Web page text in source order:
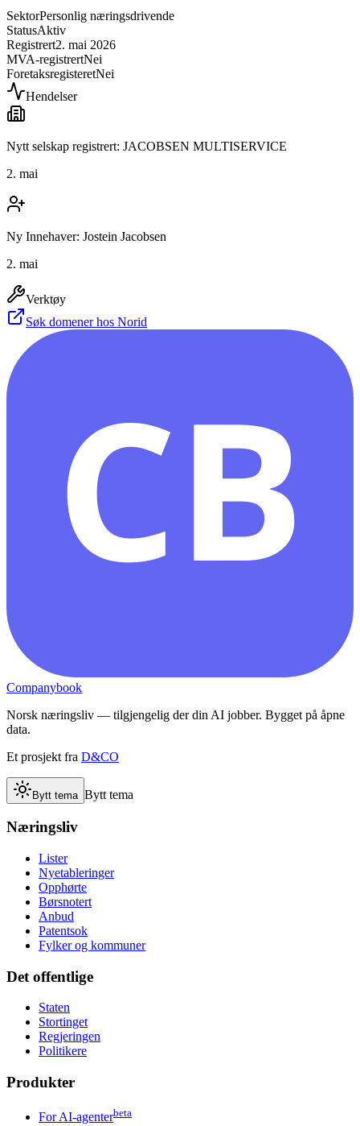
SektorPersonlig næringsdrivende
StatusAktiv
Registrert2. mai 2026
MVA-registrertNei
ForetaksregisteretNei
Hendelser
Nytt selskap registrert: JACOBSEN MULTISERVICE
2. mai
Ny Innehaver: Jostein Jacobsen
2. mai
Verktøy
Søk domener hos Norid
CB
Companybook
Norsk næringsliv — tilgjengelig der din AI jobber. Bygget på åpne
data.
Et prosjekt fra D&CO
Bytt tema Bytt tema
Næringsliv
Lister
Nyetableringer
Opphørte
Børsnotert
Anbud
Patentsok
Fylker og kommuner
Det offentlige
Staten
Stortinget
Regjeringen
Politikere
Produkter
For AI-agenterbeta